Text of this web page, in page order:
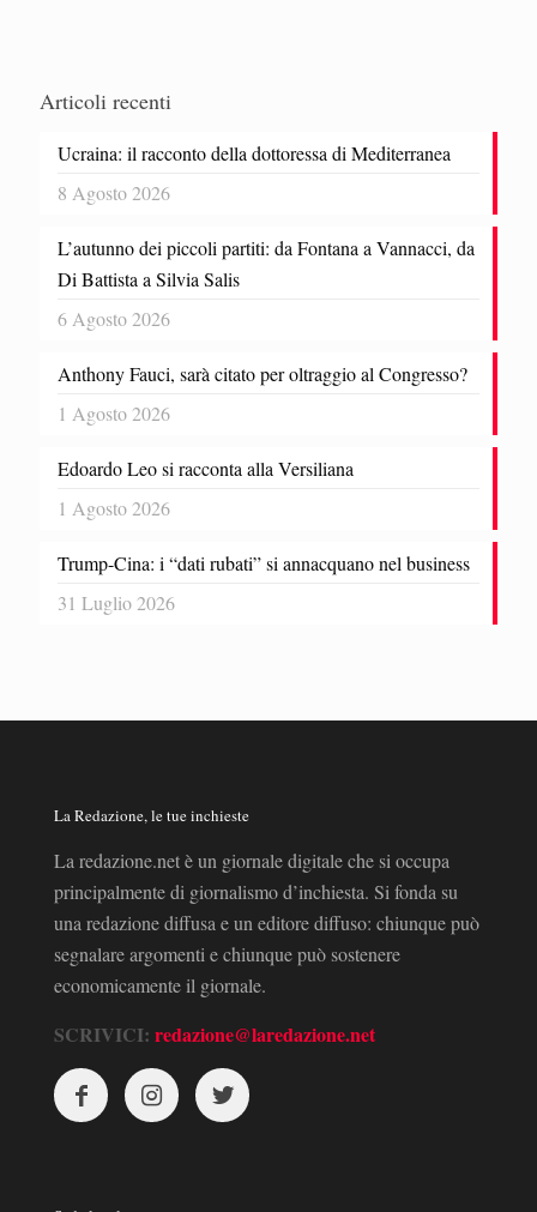
Articoli recenti
Ucraina: il racconto della dottoressa di Mediterranea
8 Agosto 2026
L’autunno dei piccoli partiti: da Fontana a Vannacci, da
Di Battista a Silvia Salis
6 Agosto 2026
Anthony Fauci, sarà citato per oltraggio al Congresso?
1 Agosto 2026
Edoardo Leo si racconta alla Versiliana
1 Agosto 2026
Trump-Cina: i “dati rubati” si annacquano nel business
31 Luglio 2026
La Redazione, le tue inchieste
La redazione.net è un giornale digitale che si occupa
principalmente di giornalismo d’inchiesta. Si fonda su
una redazione diffusa e un editore diffuso: chiunque può
segnalare argomenti e chiunque può sostenere
economicamente il giornale.
SCRIVICI: redazione@laredazione.net